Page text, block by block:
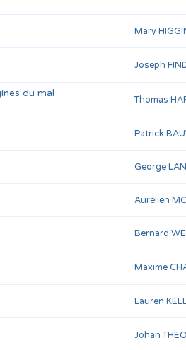
Mary
Joseph
du mal
Thomas
Patrick
George
Aurélien
Bernard
Maxime
Lauren
Johan